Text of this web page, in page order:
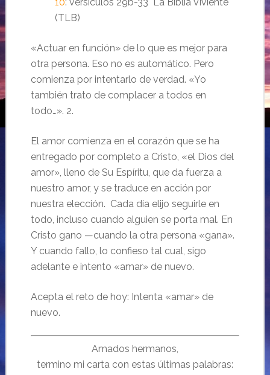
(TLB)
«Actuar en función» de lo que es mejor para
otra persona. Eso no es automático. Pero
comienza por intentarlo de verdad. «Yo
también trato de complacer a todos en
todo…». 2.
El amor comienza en el corazón que se ha
entregado por completo a Cristo, «el Dios del
amor», lleno de Su Espíritu, que da fuerza a
nuestro amor, y se traduce en acción por
nuestra elección. Cada día elijo seguirle en
todo, incluso cuando alguien se porta mal. En
Cristo gano —cuando la otra persona «gana».
Y cuando fallo, lo confieso tal cual, sigo
adelante e intento «amar» de nuevo.
Acepta el reto de hoy: Intenta «amar» de
nuevo.
Amados hermanos,
termino mi carta con estas últimas palabras: